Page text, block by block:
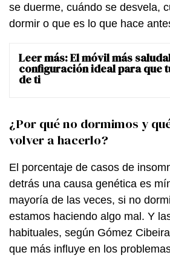
se duerme, cuándo se desvela,
dormir o que es lo que hace
Leer más:El móvil más
configuración ideal para que
de ti
¿Por qué no dormimos y
volver a hacerlo?
El porcentaje de casos de
detrás una causa genética es
mayoría de las veces, si no
estamos haciendo algo mal. Y
habituales, según Gómez
que más influye en los